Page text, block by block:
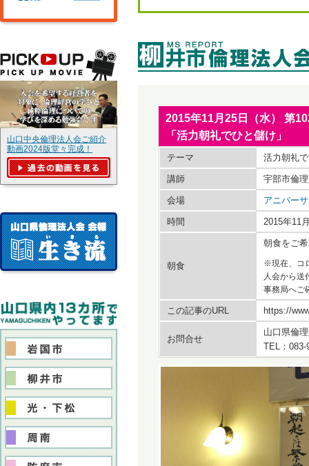
2015年11月25日（水）
「活力朝礼でひと儲け」
テーマ 活力朝礼
講師 宇部市倫
会場 アニバー
時間 2015年11
朝食
朝食をご
※現在、コ
人会から送
事務局へご
この記事のURL https://
お問合せ
山口県倫
TEL：
山口中央倫理法人会ご紹介
動画2024版堂々完成！